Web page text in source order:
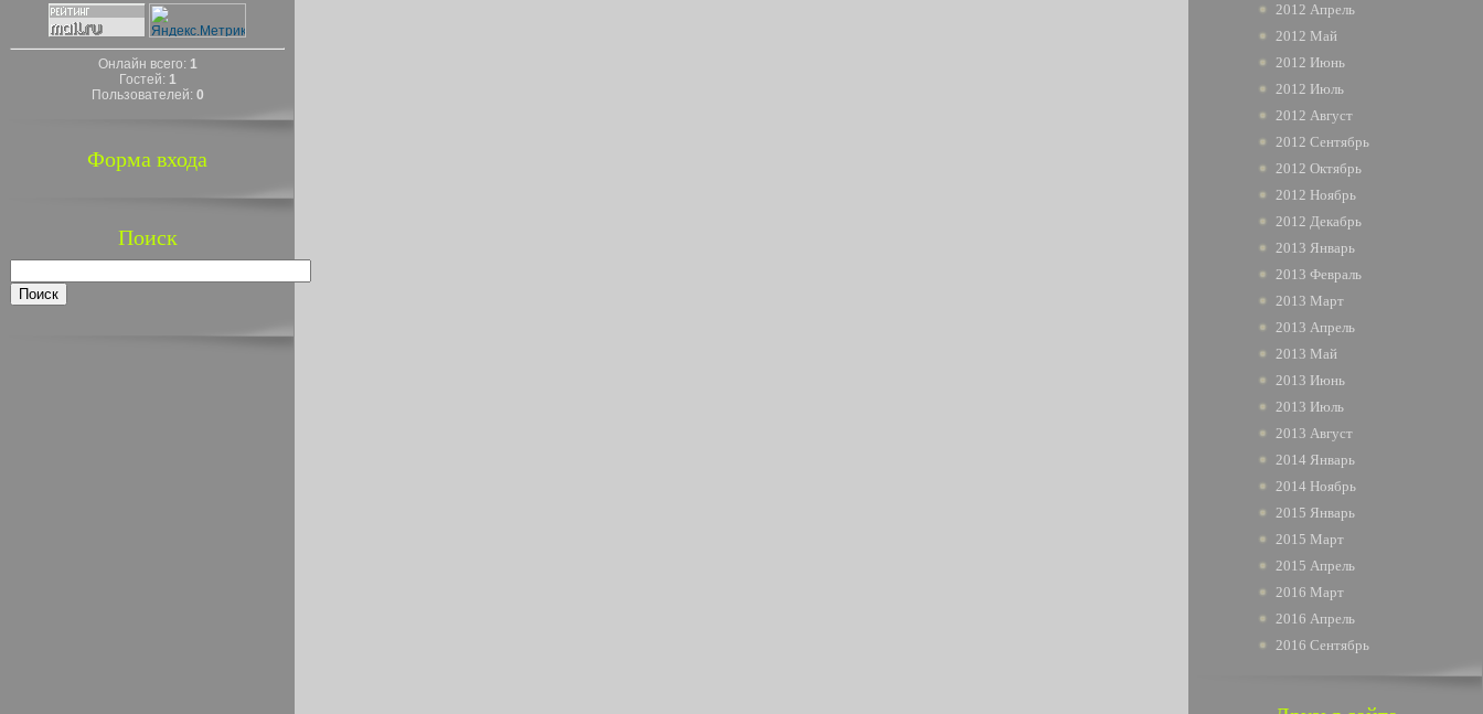
Онлайн всего: 1
Гостей: 1
Пользователей: 0
Форма входа
Поиск
2012 Апрель
2012 Май
2012 Июнь
2012 Июль
2012 Август
2012 Сентябрь
2012 Октябрь
2012 Ноябрь
2012 Декабрь
2013 Январь
2013 Февраль
2013 Март
2013 Апрель
2013 Май
2013 Июнь
2013 Июль
2013 Август
2014 Январь
2014 Ноябрь
2015 Январь
2015 Март
2015 Апрель
2016 Март
2016 Апрель
2016 Сентябрь